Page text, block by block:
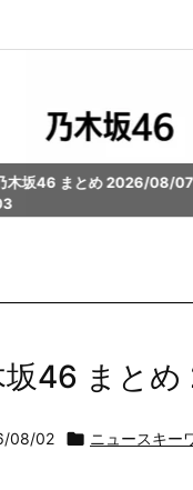
08/07 04:
乃木
坂46 まと
08/02  ニュースキー